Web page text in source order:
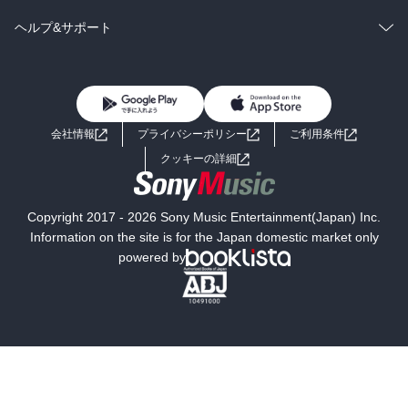
BL・TL
雑誌・グラビア
ラノベ
コミック
ライトノベル 男子向けラノベ
小説
海外小説
ミステリー SF
文学
ヘルプ&サポート
よくあるご質問 お問い合わせ
会社情報 プライバシーポリシー
ご利用条件
クッキーの詳細
Copyright 2017 - 2026 Sony Music Entertainment(Japan) Inc.
Information on the site is for the Japan domestic market only
powered by